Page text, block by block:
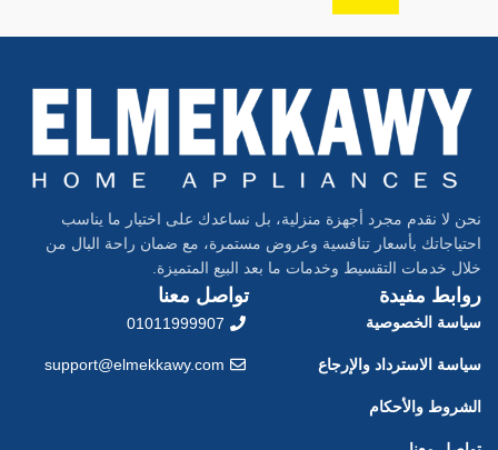
نحن لا نقدم مجرد أجهزة منزلية، بل نساعدك على اختيار ما يناسب
احتياجاتك بأسعار تنافسية وعروض مستمرة، مع ضمان راحة البال من
خلال خدمات التقسيط وخدمات ما بعد البيع المتميزة.
روابط مفيدة
سياسة الخصوصية
سياسة الاسترداد والإرجاع
الشروط والأحكام
تواصل معنا
01011999907
support@elmekkawy.com